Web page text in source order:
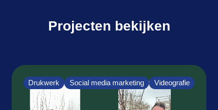
Projecten bekijken
Drukwerk Social media marketing Videografie